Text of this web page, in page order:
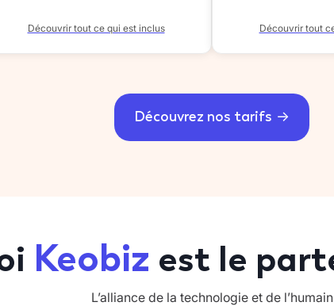
Découvrir tout ce qui est inclus Découvrir tout
Découvrez nos tarifs
Keobiz est le
L’alliance de la technologie et de l’humain